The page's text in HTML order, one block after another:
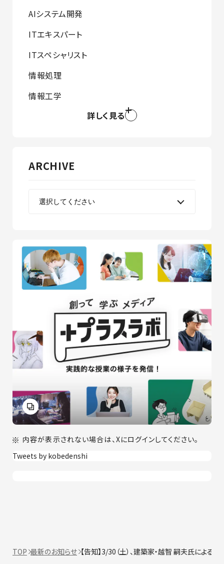
AIシステム開発
ITエキスパート
ITスペシャリスト
情報処理
情報工学
詳しく見る
ARCHIVE
内容が表示されない場合は、Xにログインしてください。
Tweets by kobedenshi
TOP 最新のお知らせ 【告知】3/30（土）、建築家・越智 嗣夫氏による